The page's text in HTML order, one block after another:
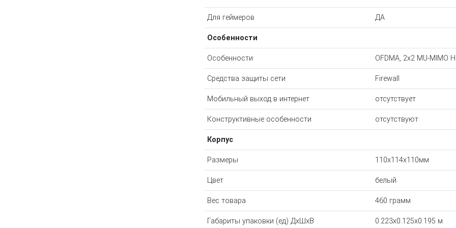
Для геймеров ДА
Особенности
Особенности OFDMA, 2x2 MU-MIMO
Средства защиты сети Firewall
Мобильный выход в интернет отсутствует
Конструктивные особенности отсутствуют
Корпус
Размеры 110x114x110мм
Цвет белый
Вес товара 460 грамм
Габариты упаковки (ед) ДхШхВ 0.223x0.125x0.195 м